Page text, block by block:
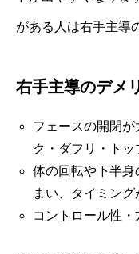
がある人は右手主導
右手主導のデメ
フェースの開閉
ク・ダフリ・トッ
体の回転や下半身
まい、タイミング
コントロール性・